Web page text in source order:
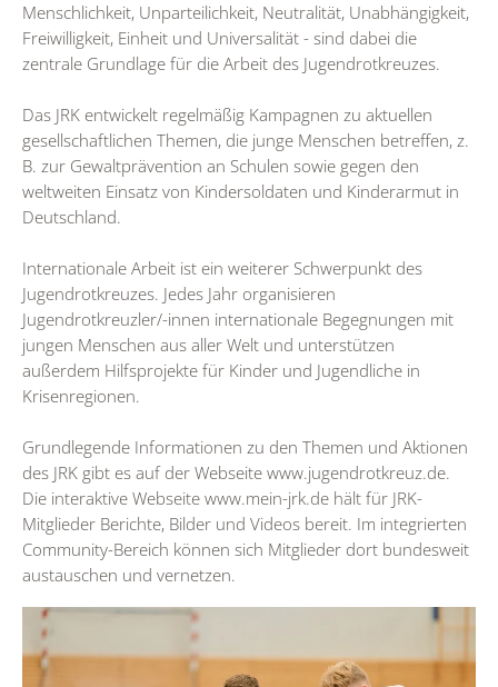
Menschlichkeit, Unparteilichkeit, Neutralität, Unabhängigkeit,
Freiwilligkeit, Einheit und Universalität - sind dabei die
zentrale Grundlage für die Arbeit des Jugendrotkreuzes.
Das JRK entwickelt regelmäßig Kampagnen zu aktuellen
gesellschaftlichen Themen, die junge Menschen betreffen, z.
B. zur Gewaltprävention an Schulen sowie gegen den
weltweiten Einsatz von Kindersoldaten und Kinderarmut in
Deutschland.
Internationale Arbeit ist ein weiterer Schwerpunkt des
Jugendrotkreuzes. Jedes Jahr organisieren
Jugendrotkreuzler/-innen internationale Begegnungen mit
jungen Menschen aus aller Welt und unterstützen
außerdem Hilfsprojekte für Kinder und Jugendliche in
Krisenregionen.
Grundlegende Informationen zu den Themen und Aktionen
des JRK gibt es auf der Webseite www.jugendrotkreuz.de.
Die interaktive Webseite www.mein-jrk.de hält für JRK-
Mitglieder Berichte, Bilder und Videos bereit. Im integrierten
Community-Bereich können sich Mitglieder dort bundesweit
austauschen und vernetzen.